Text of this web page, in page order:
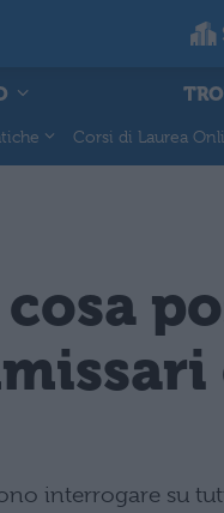
Corsi di Laurea
interrogare su